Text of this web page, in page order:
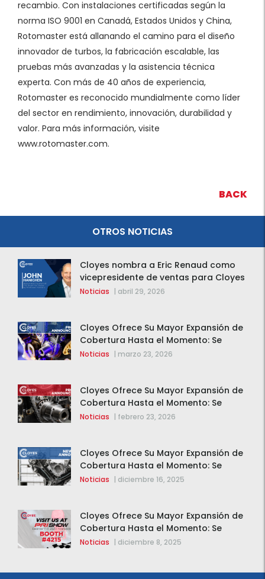
recambio. Con instalaciones certificadas según la
norma ISO 9001 en Canadá, Estados Unidos y China,
Rotomaster está allanando el camino para el diseño
innovador de turbos, la fabricación escalable, las
pruebas más avanzadas y la asistencia técnica
experta. Con más de 40 años de experiencia,
Rotomaster es reconocido mundialmente como líder
del sector en rendimiento, innovación, durabilidad y
valor. Para más información, visite
www.rotomaster.com.
BACK
OTROS NOTICIAS
Cloyes nombra a Eric Renaud como
vicepresidente de ventas para Cloyes
y Rotomaster
Noticias | abril 29, 2026
Cloyes Ofrece Su Mayor Expansión de
Cobertura Hasta el Momento: Se
Agregan 123 Nuevos Componentes de
Noticias | marzo 23, 2026
Cloyes Ofrece Su Mayor Expansión de
Cobertura Hasta el Momento: Se
Agregan 123 Nuevos Componentes de
Noticias | febrero 23, 2026
Cloyes Ofrece Su Mayor Expansión de
Cobertura Hasta el Momento: Se
Agregan 123 Nuevos Componentes de
Noticias | diciembre 16, 2025
Cloyes Ofrece Su Mayor Expansión de
Cobertura Hasta el Momento: Se
Agregan 123 Nuevos Componentes de
Noticias | diciembre 8, 2025